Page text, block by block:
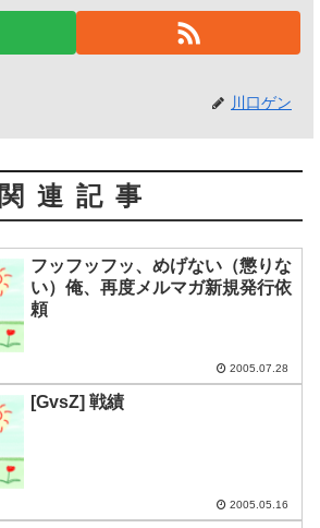
川口ゲン
関連記事
フッフッフッ、めげない（懲りな
い）俺、再度メルマガ新規発行依
頼
2005.07.28
[GvsZ] 戦績
2005.05.16